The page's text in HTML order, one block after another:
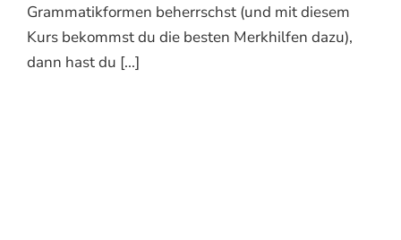
Grammatikformen beherrschst (und mit diesem
Kurs bekommst du die besten Merkhilfen dazu),
dann hast du [...]